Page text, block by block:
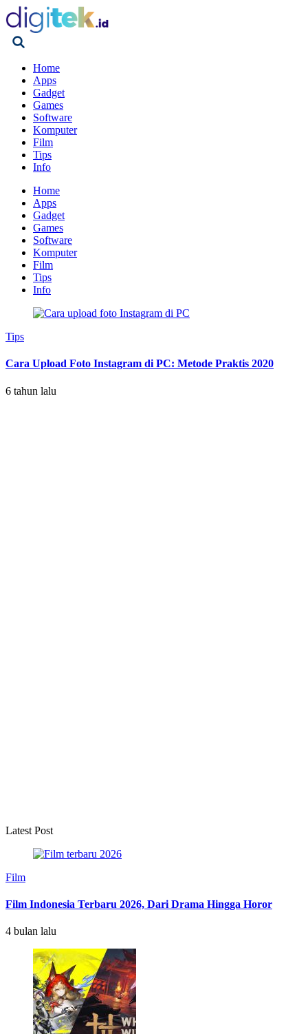
Home
Apps
Gadget
Games
Software
Komputer
Film
Tips
Info
Home
Apps
Gadget
Games
Software
Komputer
Film
Tips
Info
Tips
Cara Upload Foto Instagram di PC: Metode Praktis 2020
6 tahun lalu
Latest Post
Film
Film Indonesia Terbaru 2026, Dari Drama Hingga Horor
4 bulan lalu